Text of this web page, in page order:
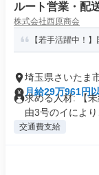
ルート営業・配
株式会社西原商会
【若手活躍中！
埼玉県さいたま
月給29万961円
求める人材: 【
由3号のイにより
交通費支給